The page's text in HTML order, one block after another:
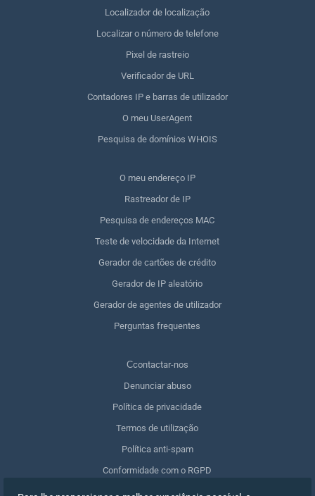
Localizador de localização
Localizar o número de telefone
Pixel de rastreio
Verificador de URL
Contadores IP e barras de utilizador
O meu UserAgent
Pesquisa de domínios WHOIS
O meu endereço IP
Rastreador de IP
Pesquisa de endereços MAC
Teste de velocidade da Internet
Gerador de cartões de crédito
Gerador de IP aleatório
Gerador de agentes de utilizador
Perguntas frequentes
Сcontactar-nos
Denunciar abuso
Política de privacidade
Termos de utilização
Política anti-spam
Conformidade com o RGPD
Apagar os meus dados